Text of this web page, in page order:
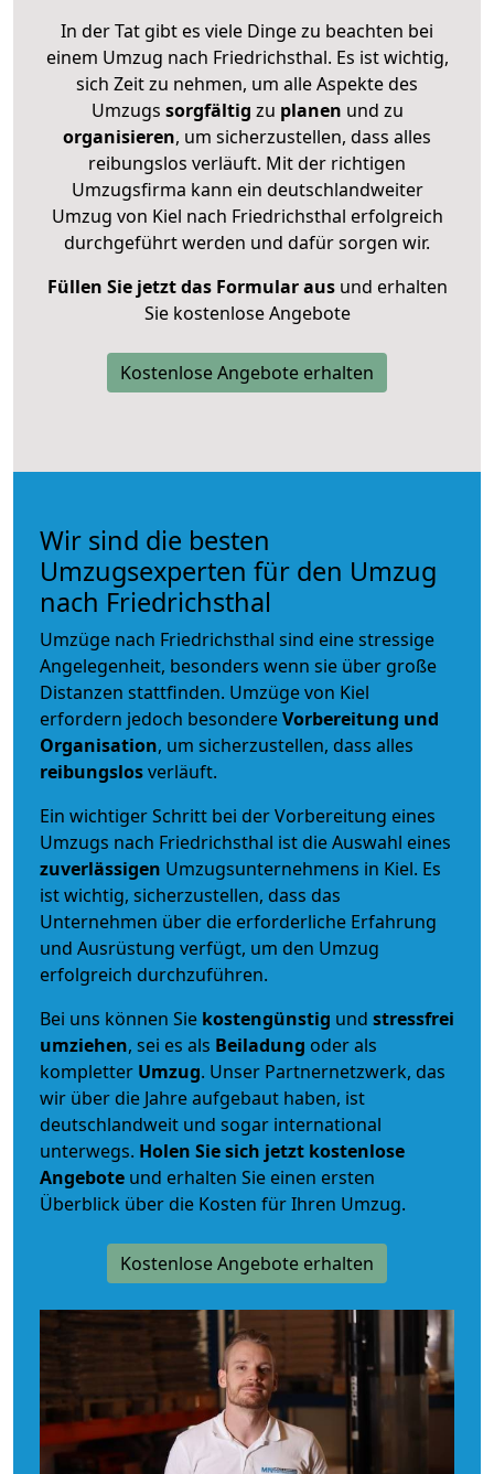
In der Tat gibt es viele Dinge zu beachten bei
einem Umzug nach Friedrichsthal. Es ist wichtig,
sich Zeit zu nehmen, um alle Aspekte des
Umzugs sorgfältig zu planen und zu
organisieren, um sicherzustellen, dass alles
reibungslos verläuft. Mit der richtigen
Umzugsfirma kann ein deutschlandweiter
Umzug von Kiel nach Friedrichsthal erfolgreich
durchgeführt werden und dafür sorgen wir.
Füllen Sie jetzt das Formular ausund erhalten
Sie kostenlose Angebote
Kostenlose Angebote erhalten
Wir sind die besten
Umzugsexperten für den Umzug
nach Friedrichsthal
Umzüge nach Friedrichsthal sind eine stressige
Angelegenheit, besonders wenn sie über große
Distanzen stattfinden. Umzüge von Kiel
erfordern jedoch besondereVorbereitung und
Organisation, um sicherzustellen, dass alles
reibungslosverläuft.
Ein wichtiger Schritt bei der Vorbereitung eines
Umzugs nach Friedrichsthal ist die Auswahl eines
zuverlässigen Umzugsunternehmens in Kiel. Es
ist wichtig, sicherzustellen, dass das
Unternehmen über die erforderliche Erfahrung
und Ausrüstung verfügt, um den Umzug
erfolgreich durchzuführen.
Bei uns können Sie kostengünstig und stressfrei
umziehen, sei es als Beiladung oder als
kompletter Umzug. Unser Partnernetzwerk, das
wir über die Jahre aufgebaut haben, ist
deutschlandweit und sogar international
unterwegs. Holen Sie sich jetzt kostenlose
Angebote und erhalten Sie einen ersten
Überblick über die Kosten für Ihren Umzug.
Kostenlose Angebote erhalten